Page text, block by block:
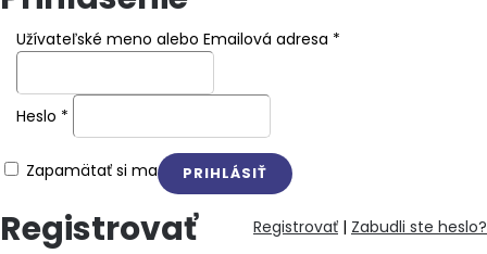
Užívateľské meno alebo Emailová adresa *
Heslo *
Zapamätať si ma
Registrovať | Zabudli ste heslo?
Registrovať